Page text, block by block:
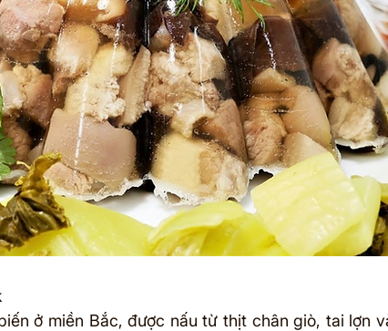
ở miền Bắc, được nấu từ thịt chân giò, tai lợn